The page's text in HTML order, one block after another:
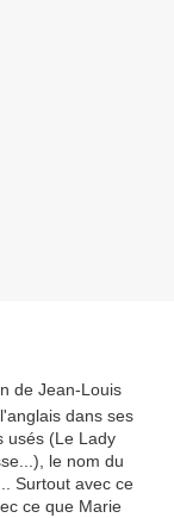
de Jean-Louis
dans ses
usés (Le Lady
le nom du
Surtout avec ce
ce que Marie